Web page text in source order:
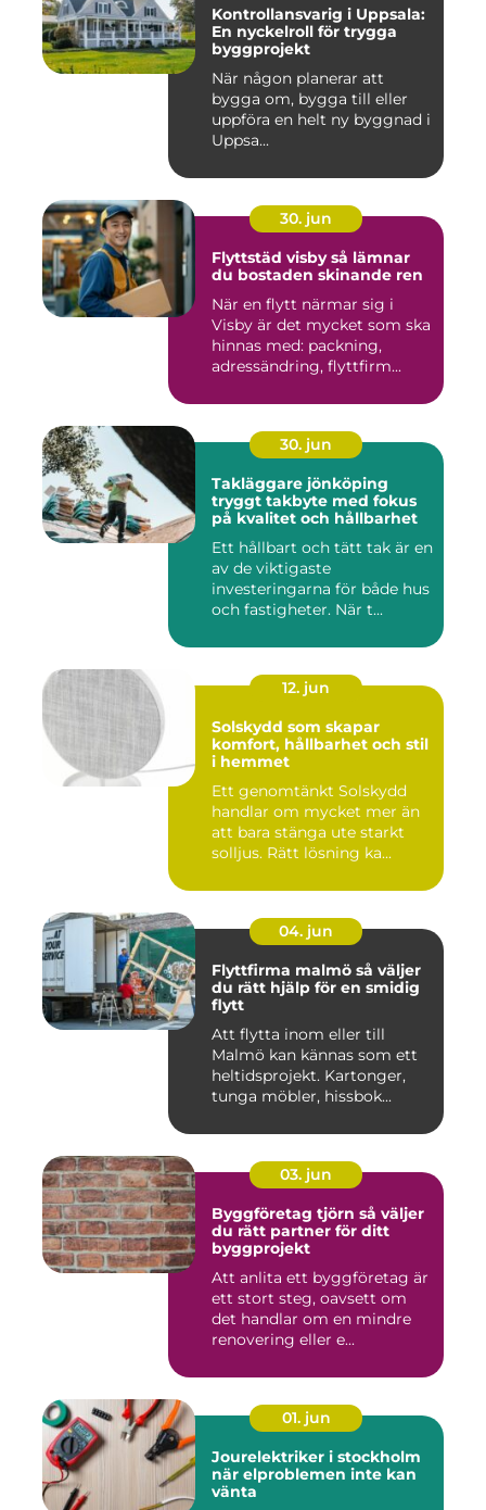
Kontrollansvarig i Uppsala:
En nyckelroll för trygga
byggprojekt
När någon planerar att
bygga om, bygga till eller
uppföra en helt ny byggnad i
Uppsa...
30. jun
Flyttstäd visby så lämnar
du bostaden skinande ren
När en flytt närmar sig i
Visby är det mycket som ska
hinnas med: packning,
adressändring, flyttfirm...
30. jun
Takläggare jönköping
tryggt takbyte med fokus
på kvalitet och hållbarhet
Ett hållbart och tätt tak är en
av de viktigaste
investeringarna för både hus
och fastigheter. När t...
12. jun
Solskydd som skapar
komfort, hållbarhet och stil
i hemmet
Ett genomtänkt Solskydd
handlar om mycket mer än
att bara stänga ute starkt
solljus. Rätt lösning ka...
04. jun
Flyttfirma malmö så väljer
du rätt hjälp för en smidig
flytt
Att flytta inom eller till
Malmö kan kännas som ett
heltidsprojekt. Kartonger,
tunga möbler, hissbok...
03. jun
Byggföretag tjörn så väljer
du rätt partner för ditt
byggprojekt
Att anlita ett byggföretag är
ett stort steg, oavsett om
det handlar om en mindre
renovering eller e...
01. jun
Jourelektriker i stockholm
när elproblemen inte kan
vänta